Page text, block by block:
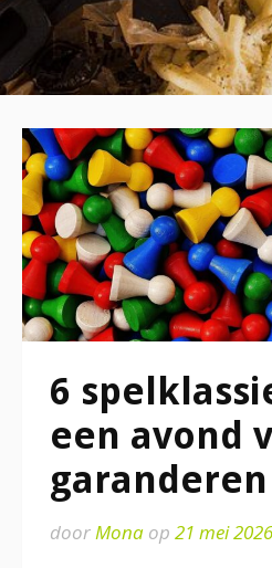
6
een avond
garanderen
doorMona op 21 mei 2026